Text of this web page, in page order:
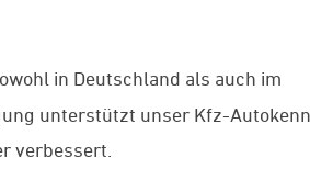
in Deutschland als auch im
unterstützt unser Kfz-
verbessert.